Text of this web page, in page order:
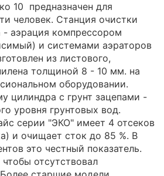
10 предназначен для
человек. Станция очистки
- аэрация компрессором
и системами аэраторов
из листового,
толщиной 8 - 10 мм. на
оборудовании.
цилиндра с грунт зацепами -
уровня грунтовых вод.
серии "ЭКО" имеет 4 отсеков
и очищает сток до 85 %. В
это честный показатель.
отсутствовал